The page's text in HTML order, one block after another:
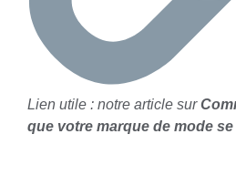
Lien utile : notre article sur
que votre marque de mode